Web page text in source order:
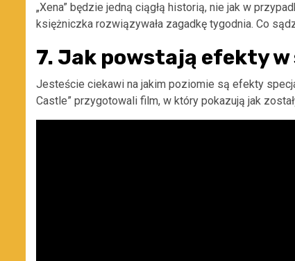
„Xena” będzie jedną ciągłą historią, nie jak w
księżniczka rozwiązywała zagadkę tygodnia. Co
7. Jak powstają efekty
Jesteście ciekawi na jakim poziomie są efekty
Castle” przygotowali film, w który pokazują jak